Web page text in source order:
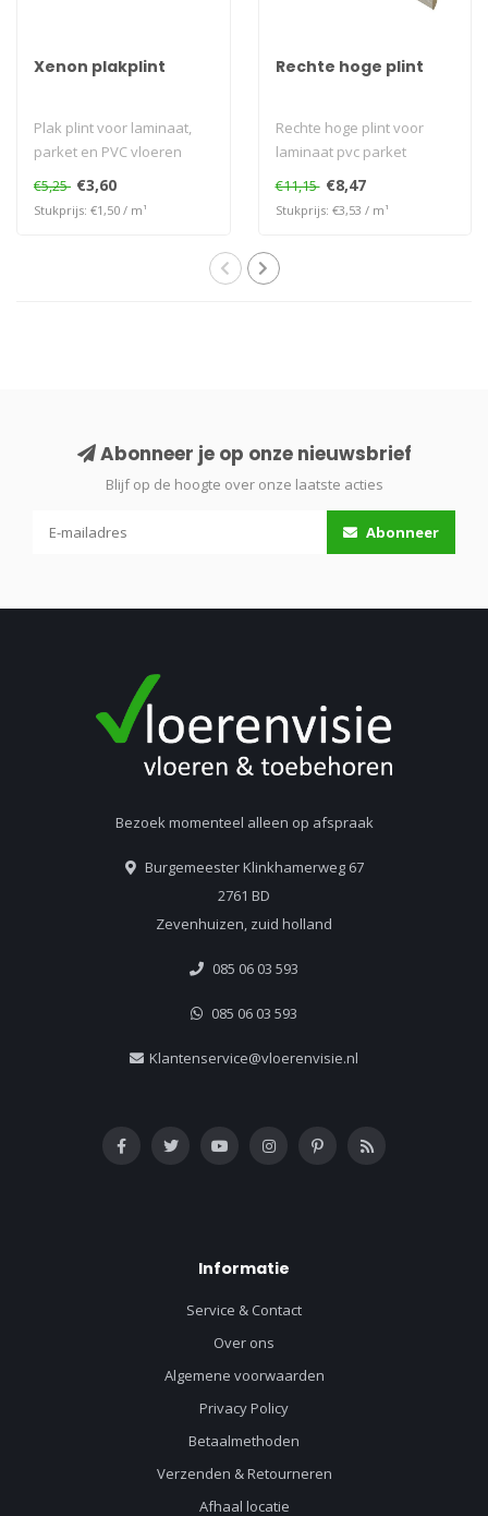
Xenon plakplint
Plak plint voor laminaat,
parket en PVC vloeren
€5,25 €3,60
Stukprijs: €1,50 / m¹
Rechte hoge plint
Rechte hoge plint voor
laminaat pvc parket
€11,15 €8,47
Stukprijs: €3,53 / m¹
Abonneer je op onze nieuwsbrief
Blijf op de hoogte over onze laatste acties
Abonneer
Bezoek momenteel alleen op afspraak
Burgemeester Klinkhamerweg 67
2761 BD
Zevenhuizen, zuid holland
085 06 03 593
085 06 03 593
Klantenservice@vloerenvisie.nl
Informatie
Service & Contact
Over ons
Algemene voorwaarden
Privacy Policy
Betaalmethoden
Verzenden & Retourneren
Afhaal locatie